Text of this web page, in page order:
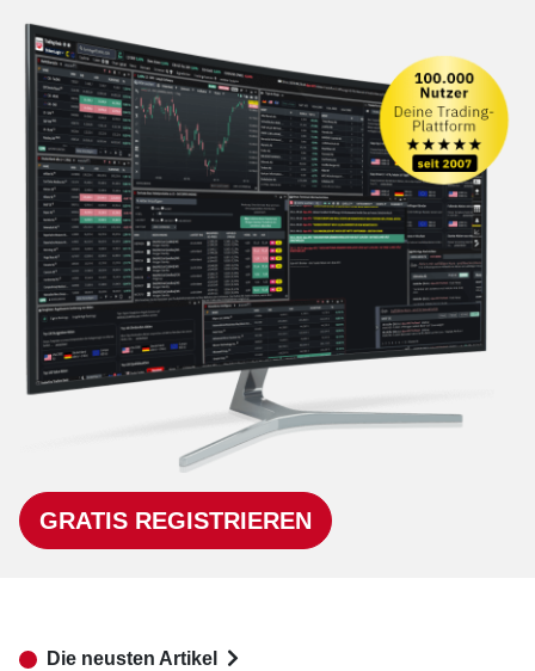
GRATIS REGISTRIEREN
Die neusten Artikel